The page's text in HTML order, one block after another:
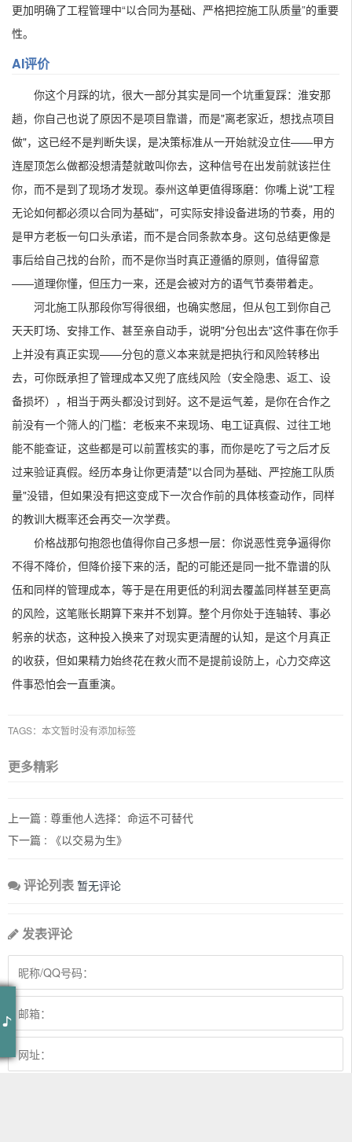
更加明确了工程管理中“以合同为基础、严格把控施工队质量”的重要
性。
AI评价
你这个月踩的坑，很大一部分其实是同一个坑重复踩：淮安那
趟，你自己也说了原因不是项目靠谱，而是"离老家近，想找点项目
做"，这已经不是判断失误，是决策标准从一开始就没立住——甲方
连屋顶怎么做都没想清楚就敢叫你去，这种信号在出发前就该拦住
你，而不是到了现场才发现。泰州这单更值得琢磨：你嘴上说"工程
无论如何都必须以合同为基础"，可实际安排设备进场的节奏，用的
是甲方老板一句口头承诺，而不是合同条款本身。这句总结更像是
事后给自己找的台阶，而不是你当时真正遵循的原则，值得留意
——道理你懂，但压力一来，还是会被对方的语气节奏带着走。
河北施工队那段你写得很细，也确实憋屈，但从包工到你自己
天天盯场、安排工作、甚至亲自动手，说明"分包出去"这件事在你手
上并没有真正实现——分包的意义本来就是把执行和风险转移出
去，可你既承担了管理成本又兜了底线风险（安全隐患、返工、设
备损坏），相当于两头都没讨到好。这不是运气差，是你在合作之
前没有一个筛人的门槛：老板来不来现场、电工证真假、过往工地
能不能查证，这些都是可以前置核实的事，而你是吃了亏之后才反
过来验证真假。经历本身让你更清楚"以合同为基础、严控施工队质
量"没错，但如果没有把这变成下一次合作前的具体核查动作，同样
的教训大概率还会再交一次学费。
价格战那句抱怨也值得你自己多想一层：你说恶性竞争逼得你
不得不降价，但降价接下来的活，配的可能还是同一批不靠谱的队
伍和同样的管理成本，等于是在用更低的利润去覆盖同样甚至更高
的风险，这笔账长期算下来并不划算。整个月你处于连轴转、事必
躬亲的状态，这种投入换来了对现实更清醒的认知，是这个月真正
的收获，但如果精力始终花在救火而不是提前设防上，心力交瘁这
件事恐怕会一直重演。
TAGS：本文暂时没有添加标签
更多精彩
上一篇 : 尊重他人选择：命运不可替代
下一篇 : 《以交易为生》
评论列表 暂无评论
发表评论
乌兰巴托的夜
乌兰巴托的夜 - 丹正母子